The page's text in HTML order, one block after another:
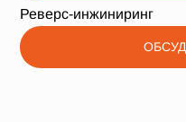
Реверс-инжиниринг